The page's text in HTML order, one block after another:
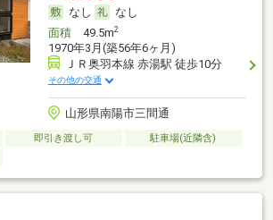
なし
なし
面積49.5m2
1970年3月(築56年6ヶ月)
ＪＲ奥羽本線 赤湯駅 徒歩10分
その他の交通
山形県南陽市三間通
即引き渡し可
駐車場(近隣含)